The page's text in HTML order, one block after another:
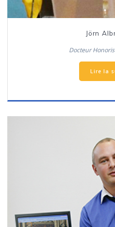
Jörn
Docteur
Lire la